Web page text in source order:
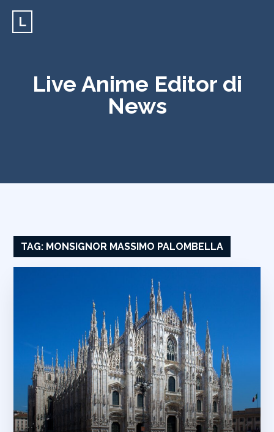
L
Live Anime Editor di
News
TAG: MONSIGNOR MASSIMO PALOMBELLA